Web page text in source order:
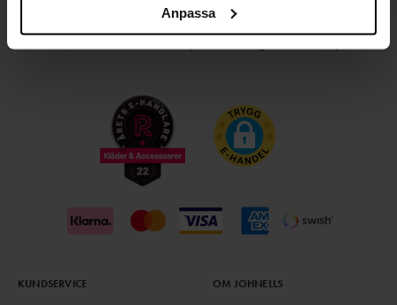
Anpassa
Välj det betalsätt som passar dig med Klarna. Vi på Johnells erbjuder flera
KUNDSERVICE OM JOHNELLS